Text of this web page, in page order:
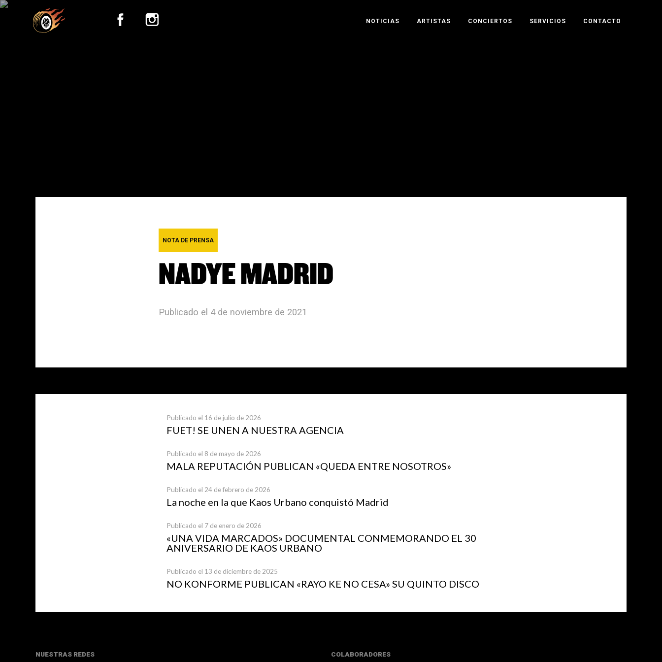
NOTICIAS ARTISTAS CONCIERTOS SERVICIOS CONTACTO
NOTA DE PRENSA
NADYE MADRID
Publicado el 4 de noviembre de 2021
Últimas noticias publicadas
Publicado el 16 de julio de 2026
FUET! SE UNEN A NUESTRA AGENCIA
Publicado el 8 de mayo de 2026
MALA REPUTACIÓN PUBLICAN «QUEDA ENTRE NOSOTROS»
Publicado el 24 de febrero de 2026
La noche en la que Kaos Urbano conquistó Madrid
Publicado el 7 de enero de 2026
«UNA VIDA MARCADOS» DOCUMENTAL CONMEMORANDO EL 30
ANIVERSARIO DE KAOS URBANO
Publicado el 13 de diciembre de 2025
NO KONFORME PUBLICAN «RAYO KE NO CESA» SU QUINTO DISCO
NUESTRAS REDES COLABORADORES